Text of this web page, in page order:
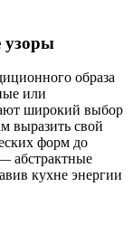
узоры
образа
или
широкий выбор
выразить свой
форм до
абстрактные
кухне энергии